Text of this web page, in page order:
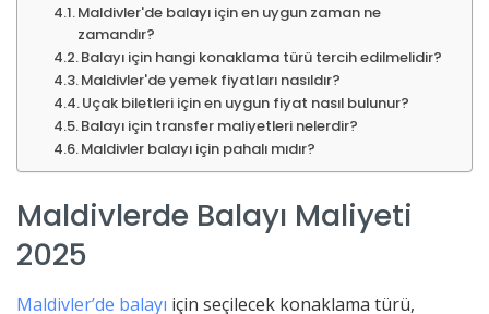
Maldivler'de balayı için en uygun zaman ne
zamandır?
Balayı için hangi konaklama türü tercih edilmelidir?
Maldivler'de yemek fiyatları nasıldır?
Uçak biletleri için en uygun fiyat nasıl bulunur?
Balayı için transfer maliyetleri nelerdir?
Maldivler balayı için pahalı mıdır?
Maldivlerde Balayı Maliyeti
2025
Maldivler’de balayı için seçilecek konaklama türü,